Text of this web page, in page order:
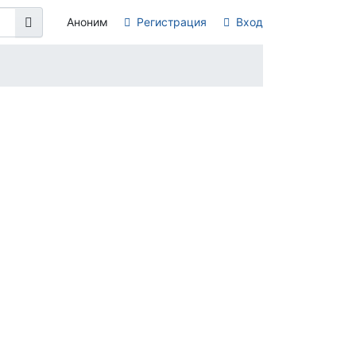
Аноним Регистрация Вход